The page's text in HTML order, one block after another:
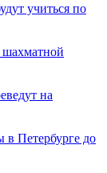
учиться по
на
в Петербурге до